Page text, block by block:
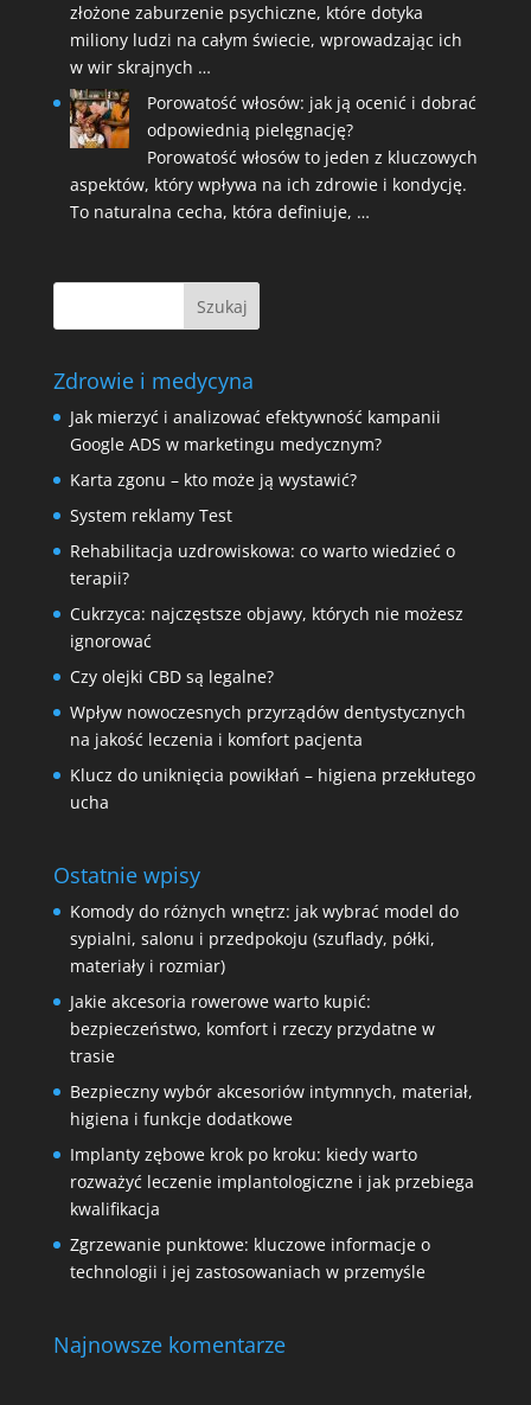
złożone zaburzenie psychiczne, które dotyka
miliony ludzi na całym świecie, wprowadzając ich
w wir skrajnych …
Porowatość włosów: jak ją ocenić i dobrać
odpowiednią pielęgnację?
Porowatość włosów to jeden z kluczowych
aspektów, który wpływa na ich zdrowie i kondycję.
To naturalna cecha, która definiuje, …
Zdrowie i medycyna
Jak mierzyć i analizować efektywność kampanii
Google ADS w marketingu medycznym?
Karta zgonu – kto może ją wystawić?
System reklamy Test
Rehabilitacja uzdrowiskowa: co warto wiedzieć o
terapii?
Cukrzyca: najczęstsze objawy, których nie możesz
ignorować
Czy olejki CBD są legalne?
Wpływ nowoczesnych przyrządów dentystycznych
na jakość leczenia i komfort pacjenta
Klucz do uniknięcia powikłań – higiena przekłutego
ucha
Ostatnie wpisy
Komody do różnych wnętrz: jak wybrać model do
sypialni, salonu i przedpokoju (szuflady, półki,
materiały i rozmiar)
Jakie akcesoria rowerowe warto kupić:
bezpieczeństwo, komfort i rzeczy przydatne w
trasie
Bezpieczny wybór akcesoriów intymnych, materiał,
higiena i funkcje dodatkowe
Implanty zębowe krok po kroku: kiedy warto
rozważyć leczenie implantologiczne i jak przebiega
kwalifikacja
Zgrzewanie punktowe: kluczowe informacje o
technologii i jej zastosowaniach w przemyśle
Najnowsze komentarze